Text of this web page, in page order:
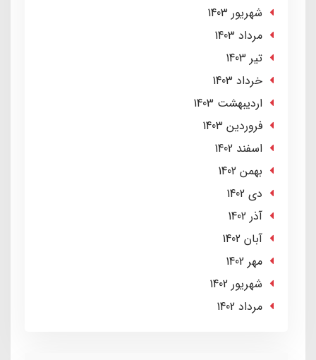
شهریور 1403
مرداد 1403
تير 1403
خرداد 1403
ارديبهشت 1403
فروردین 1403
اسفند 1402
بهمن 1402
دی 1402
آذر 1402
آبان 1402
مهر 1402
شهریور 1402
مرداد 1402